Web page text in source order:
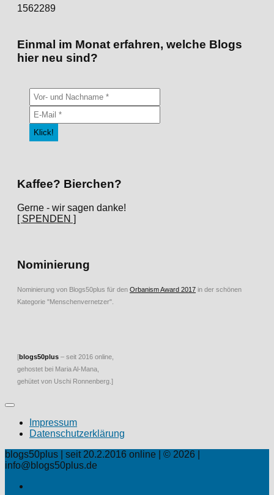
1562289
Einmal im Monat erfahren, welche Blogs
hier neu sind?
Kaffee? Bierchen?
Gerne - wir sagen danke!
[ SPENDEN ]
Nominierung
Nominierung von Blogs50plus für den Orbanism Award 2017 in der schönen
Kategorie "Menschenvernetzer".
[blogs50plus – seit 2016 online,
gehostet bei Maria Al-Mana,
gehütet von Uschi Ronnenberg.]
Impressum
Datenschutzerklärung
blogs50plus | seit 20.2.2016 online | © 2026 |
info@blogs50plus.de